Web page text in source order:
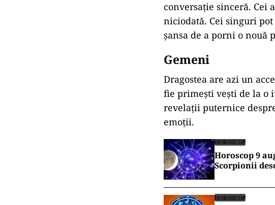
conversație sinceră.
niciodată. Cei singuri
șansa de a porni o nouă
Gemeni
Dragostea are azi un
fie primești vești de la o
revelații puternice
emoții.
HOROSCOP
Horoscop 9
Scorpionii
HOROSCOP